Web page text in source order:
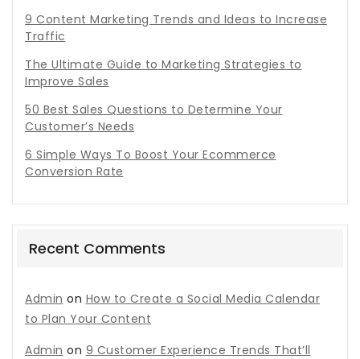
9 Content Marketing Trends and Ideas to Increase
Traffic
The Ultimate Guide to Marketing Strategies to
Improve Sales
50 Best Sales Questions to Determine Your
Customer’s Needs
6 Simple Ways To Boost Your Ecommerce
Conversion Rate
Recent Comments
Admin on How to Create a Social Media Calendar
to Plan Your Content
Admin on 9 Customer Experience Trends That’ll